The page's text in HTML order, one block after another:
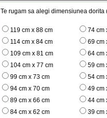
Te rugam sa alegi dimensiunea dorita
119 cm x 88 cm
74 cm
114 cm x 84 cm
69 cm
109 cm x 81 cm
64 cm
104 cm x 77 cm
59 cm
99 cm x 73 cm
54 cm
94 cm x 70 cm
49 cm
89 cm x 66 cm
44 cm
84 cm x 62 cm
39 cm